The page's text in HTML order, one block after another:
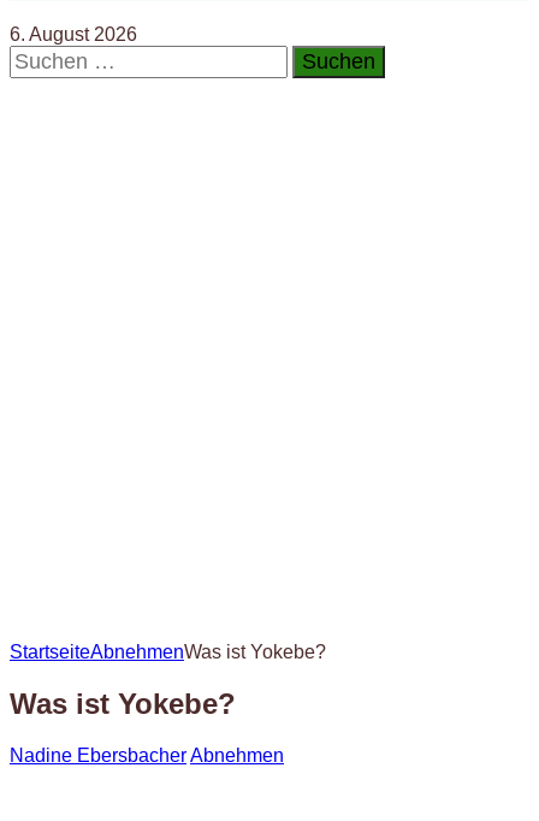
6. August 2026
Suchen
nach:
StartseiteAbnehmenWas ist Yokebe?
Was ist Yokebe?
Nadine EbersbacherAbnehmen